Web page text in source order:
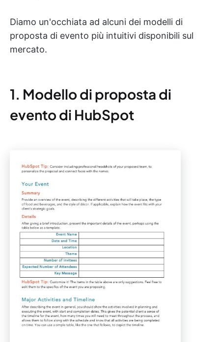
Diamo un'occhiata ad alcuni dei modelli di
proposta di evento più intuitivi disponibili sul
mercato.
1. Modello di proposta di
evento di HubSpot